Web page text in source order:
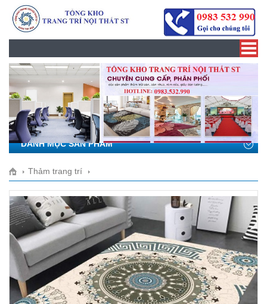
Toggle
DANH MỤC SẢN PHẨM
Thảm trang trí